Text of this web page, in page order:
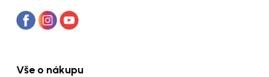
Vše o nákupu